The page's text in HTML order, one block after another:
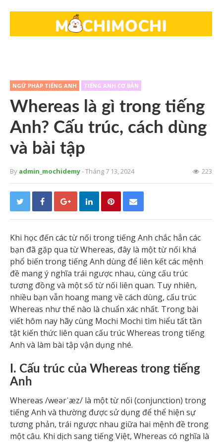
NGỮ PHÁP TIẾNG ANH TIẾNG ANH CƠ BẢN
Whereas là gì trong tiếng
Anh? Cấu trúc, cách dùng
và bài tập
By admin_mochidemy- Tháng 7 13, 2024 223
Khi học đến các từ nối trong tiếng Anh chắc hẳn các
bạn đã gặp qua từ Whereas, đây là một từ nối khá
phổ biến trong tiếng Anh dùng để liên kết các mệnh
đề mang ý nghĩa trái ngược nhau, cùng cấu trúc
tương đồng và một số từ nối liên quan. Tuy nhiên,
nhiều bạn vẫn hoang mang về cách dùng, cấu trúc
Whereas như thế nào là chuẩn xác nhất. Trong bài
viết hôm nay hãy cùng Mochi Mochi tìm hiểu tất tần
tật kiến thức liên quan cấu trúc Whereas trong tiếng
Anh và làm bài tập vận dụng nhé.
I. Cấu trúc của Whereas trong tiếng
Anh
Whereas /weərˈæz/ là một từ nối (conjunction) trong
tiếng Anh và thường được sử dụng để thể hiện sự
tương phản, trái ngược nhau giữa hai mệnh đề trong
một câu. Khi dịch sang tiếng Việt, Whereas có nghĩa là